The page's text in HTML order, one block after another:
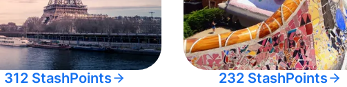
312 StashPoints 232 StashPoints